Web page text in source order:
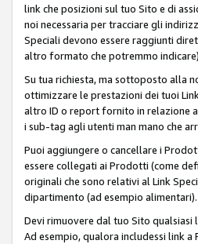
link che posizioni sul tuo Sito e di
noi necessaria per tracciare gli
Speciali devono essere raggiunti
altro formato che potremmo
Su tua richiesta, ma sottoposto alla
ottimizzare le prestazioni dei tuoi
altro ID o report fornito in relazione
i sub-tag agli utenti man mano che
Puoi aggiungere o cancellare i
essere collegati ai Prodotti (come
originali che sono relativi al Link
dipartimento (ad esempio alimentari).
Devi rimuovere dal tuo Sito
Ad esempio, qualora includessi link